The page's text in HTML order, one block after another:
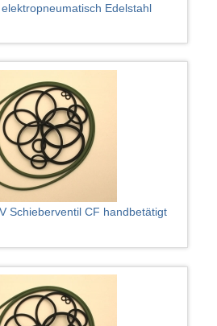
Edelstahl
Schieberventil CF handbetätigt